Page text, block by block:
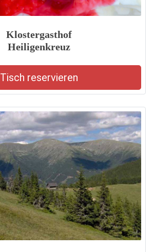
Klostergasthof
Heiligenkreuz
Tisch reservieren